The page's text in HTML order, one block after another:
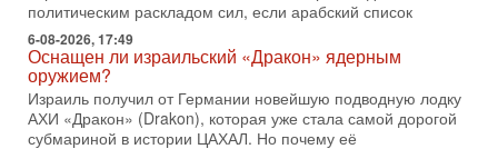
Тайны закрытых дверей: о чём на самом деле
молчат Трамп и Нетаньяху?
Недавний визит премьер-министра Израиля Биньямина
Нетаньяху в США и его встреча с Дональдом Трампом
оставили больше вопросов, чем ответов. Полная
31-07-2026, 15:18
Иран готовит покушение на Нетаниягу! Трамп не
политическим раскладом сил, если арабский список
6-08-2026, 17:49
Оснащен ли израильский «Дракон» ядерным
оружием?
Израиль получил от Германии новейшую подводную лодку
АХИ «Дракон» (Drakon), которая уже стала самой дорогой
субмариной в истории ЦАХАЛ. Но почему её